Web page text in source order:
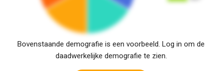
Bovenstaande demografie is een voorbeeld. Log in om de
daadwerkelijke demografie te zien.